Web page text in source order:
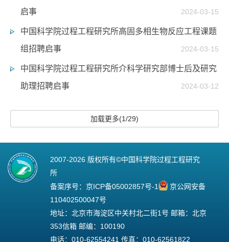
启事
2024-03-15
中国科学院过程工程研究所高固多相生物反应工程课题
组招聘启事
2024-03-15
中国科学院过程工程研究所介科学研究部博士后及研究
助理招聘启事
2024-03-12
加载更多(1/29)
2007-2026 版权所有©中国科学院过程工程研究
所
备案序号： 京ICP备05002857号-1
京公网安备
110402500047号
地址：北京市海淀区中关村北二街1号 邮箱：北京
353信箱 邮编：100190
电话：010-62554241 传真：010-62561822